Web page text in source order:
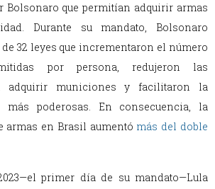
Bolsonaro que permitían adquirir armas
Durante su mandato, Bolsonaro
32 leyes que incrementaron el número
por persona, redujeron las
adquirir municiones y facilitaron la
más poderosas. En consecuencia, la
armas en Brasil aumentó más del doble
primer día de su mandato—Lula